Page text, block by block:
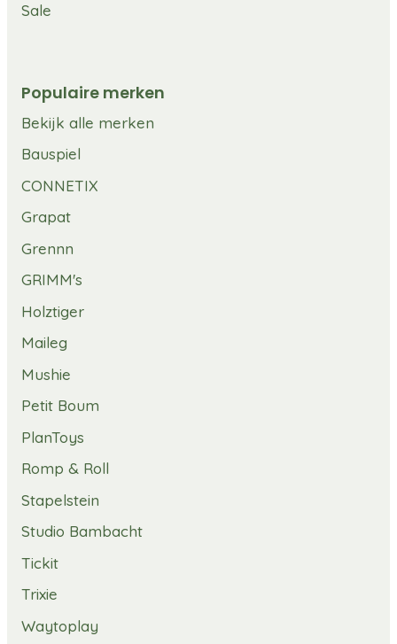
Sale
Populaire merken
Bekijk alle merken
Bauspiel
CONNETIX
Grapat
Grennn
GRIMM's
Holztiger
Maileg
Mushie
Petit Boum
PlanToys
Romp & Roll
Stapelstein
Studio Bambacht
Tickit
Trixie
Waytoplay